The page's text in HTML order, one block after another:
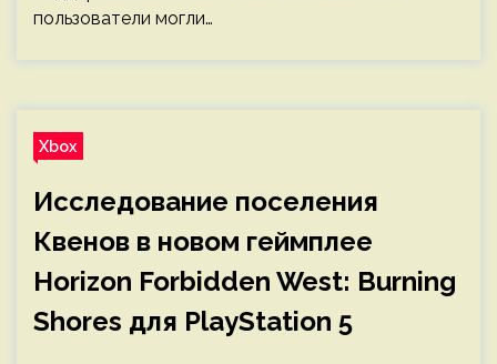
пользователи могли…
Xbox
Исследование поселения
Квенов в новом геймплее
Horizon Forbidden West: Burning
Shores для PlayStation 5